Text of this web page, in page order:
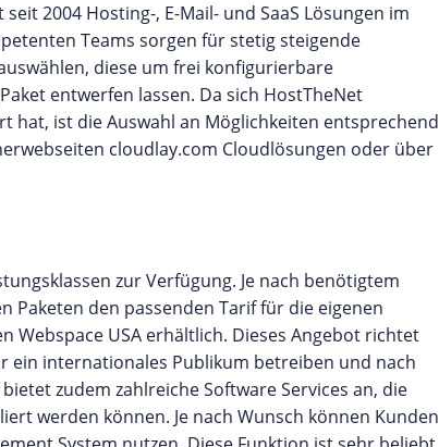
2004 Hosting-, E-Mail- und SaaS Lösungen im
Teams sorgen für stetig steigende
diese um frei konfigurierbare
entwerfen lassen. Da sich HostTheNet
hat, ist die Auswahl an Möglichkeiten entsprechend
cloudlay.com Cloudlösungen oder über
zur Verfügung. Je nach benötigtem
den passenden Tarif für die eigenen
Webspace USA erhältlich. Dieses Angebot richtet
ein internationales Publikum betreiben und nach
zudem zahlreiche Software Services an, die
werden können. Je nach Wunsch können Kunden